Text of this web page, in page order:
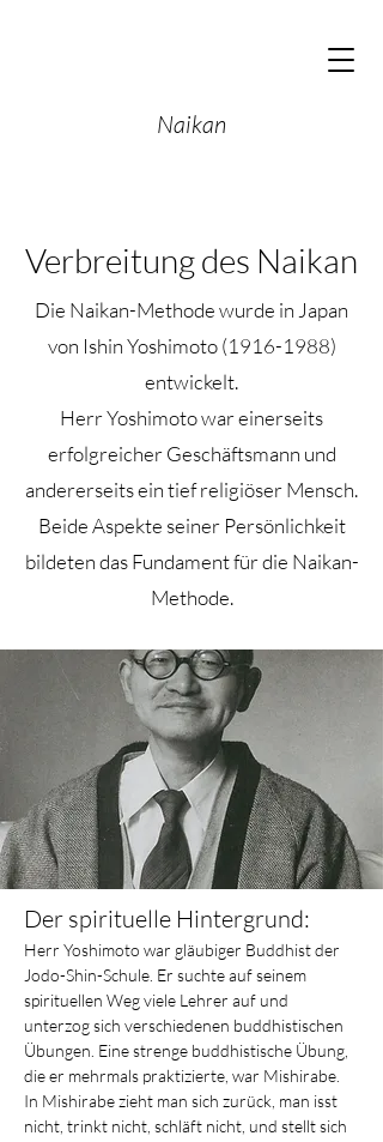
Naikan
Verbreitung des Naikan
Die Naikan-Methode wurde in Japan
von Ishin Yoshimoto(1916-1988)
entwickelt.
Herr Yoshimoto war einerseits
erfolgreicher Geschäftsmann und
andererseits ein tief religiöser Mensch.
Beide Aspekte seiner Persönlichkeit
bildeten das Fundament für die Naikan-
Methode.
Der spirituelle Hintergrund:
Herr Yoshimoto war gläubiger Buddhist der
Jodo-Shin-Schule. Er suchte auf seinem
spirituellen Weg viele Lehrer auf und
unterzog sich verschiedenen buddhistischen
Übungen. Eine strenge buddhistische Übung,
die er mehrmals praktizierte, war Mishirabe.
In Mishirabe zieht man sich zurück, man isst
nicht, trinkt nicht, schläft nicht, und stellt sich